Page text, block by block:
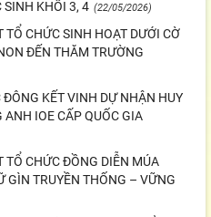
SINH KHỐI 3, 4 (22/05/2026)
CHỨC SINH HOẠT DƯỚI CỜ
ĐẾN THĂM TRƯỜNG
KẾT VINH DỰ NHẬN HUY
IOE CẤP QUỐC GIA
TỔ CHỨC ĐỒNG DIỄN MÚA
GÌN TRUYỀN THỐNG – VỮNG